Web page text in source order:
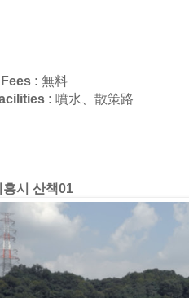
: 無料
: 噴水、散策路
시 산책01